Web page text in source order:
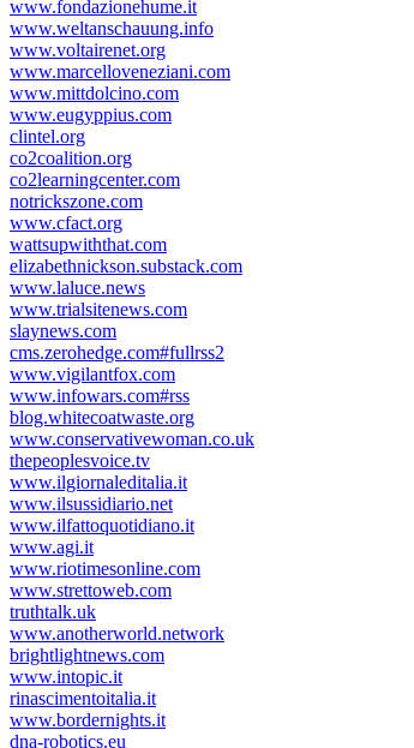
www.fondazionehume.it
www.weltanschauung.info
www.voltairenet.org
www.marcelloveneziani.com
www.mittdolcino.com
www.eugyppius.com
clintel.org
co2coalition.org
co2learningcenter.com
notrickszone.com
www.cfact.org
wattsupwiththat.com
elizabethnickson.substack.com
www.laluce.news
www.trialsitenews.com
slaynews.com
cms.zerohedge.com#fullrss2
www.vigilantfox.com
www.infowars.com#rss
blog.whitecoatwaste.org
www.conservativewoman.co.uk
thepeoplesvoice.tv
www.ilgiornaleditalia.it
www.ilsussidiario.net
www.ilfattoquotidiano.it
www.agi.it
www.riotimesonline.com
www.strettoweb.com
truthtalk.uk
www.anotherworld.network
brightlightnews.com
www.intopic.it
rinascimentoitalia.it
www.bordernights.it
dna-robotics.eu